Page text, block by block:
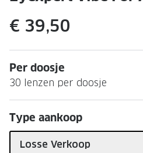
Nachtbrillen
MERKEN
Prada
Gucci
Ray-Ban
€ 39,50
Per doosje
30 lenzen per doosje
Type aankoop
Losse Verkoop